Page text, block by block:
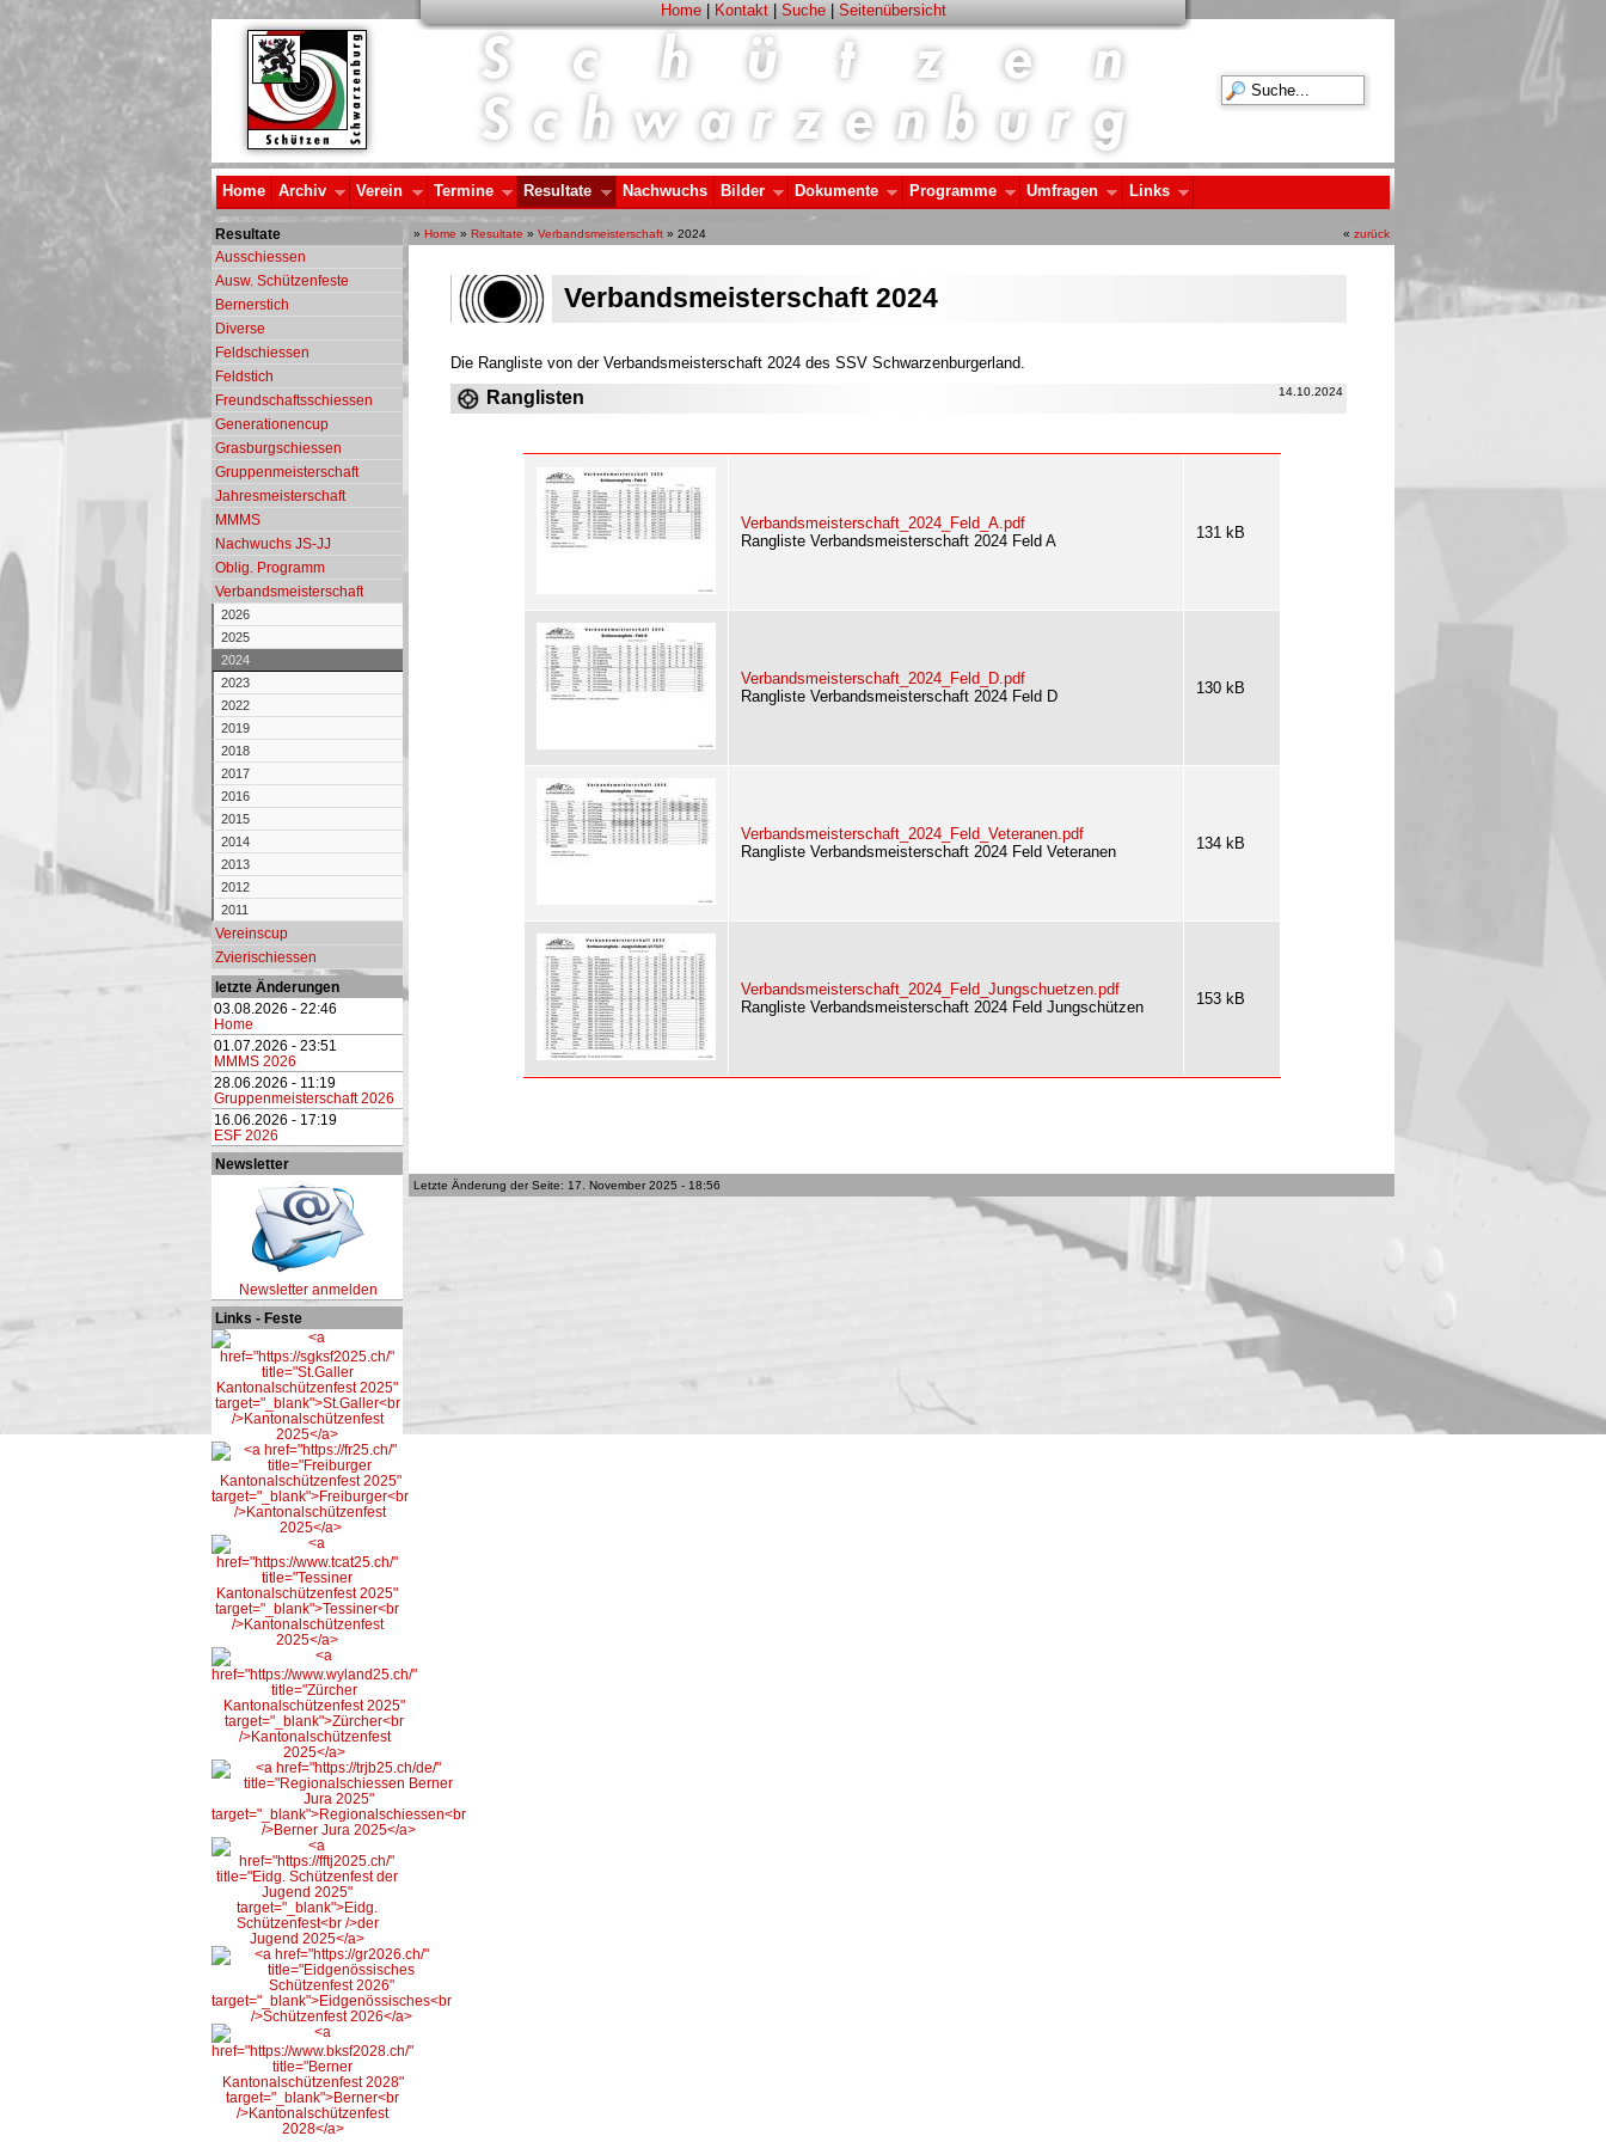
Home| Kontakt| Suche| Seitenübersicht
Home Archiv Verein Termine Resultate Nachwuchs Bilder Dokumente Programme Umfragen Links
Resultate
Ausschiessen
Ausw. Schützenfeste
Bernerstich
Diverse
Feldschiessen
Feldstich
Freundschaftsschiessen
Generationencup
Grasburgschiessen
Gruppenmeisterschaft
Jahresmeisterschaft
MMMS
Nachwuchs JS-JJ
Oblig. Programm
Verbandsmeisterschaft
2026
2025
2024
2023
2022
2019
2018
2017
2016
2015
2014
2013
2012
2011
Vereinscup
Zvierischiessen
letzte Änderungen
03.08.2026 - 22:46
Home
01.07.2026 - 23:51
MMMS 2026
28.06.2026 - 11:19
Gruppenmeisterschaft 2026
16.06.2026 - 17:19
ESF 2026
Newsletter
Newsletter anmelden
Links - Feste
» Home » Resultate » Verbandsmeisterschaft » 2024 « zurück
Verbandsmeisterschaft 2024
Die Rangliste von der Verbandsmeisterschaft 2024 des SSV Schwarzenburgerland.
14.10.2024
Ranglisten
Verbandsmeisterschaft_2024_Feld_A.pdf
Rangliste Verbandsmeisterschaft 2024 Feld A
131 kB
Verbandsmeisterschaft_2024_Feld_D.pdf
Rangliste Verbandsmeisterschaft 2024 Feld D
130 kB
Verbandsmeisterschaft_2024_Feld_Veteranen.pdf
Rangliste Verbandsmeisterschaft 2024 Feld Veteranen
134 kB
Verbandsmeisterschaft_2024_Feld_Jungschuetzen.pdf
Rangliste Verbandsmeisterschaft 2024 Feld Jungschützen
153 kB
Letzte Änderung der Seite: 17. November 2025 - 18:56